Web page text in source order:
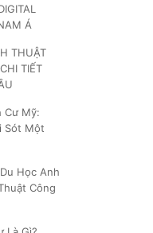
Á
THUẬT
TIẾT
Cư Mỹ:
Sót Một
Học Anh
Công